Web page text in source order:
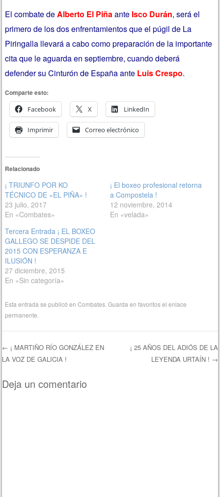
El combate deAlberto El Piñaante Isco Durán, será el
primero de los dos enfrentamientos que el púgil de La
Piringalla llevará a cabo como preparación de la importante
cita que le aguarda en septiembre, cuando deberá
defender su Cinturón de España ante Luis Crespo.
Comparte esto:
Facebook
X LinkedIn
Imprimir Correo electrónico
Relacionado
¡ TRIUNFO POR KO
TÉCNICO DE «EL PIÑA» !
23 julio, 2017
En «Combates»
¡ El boxeo profesional retorna
a Compostela !
12 noviembre, 2014
En «velada»
Tercera Entrada ¡ EL BOXEO
GALLEGO SE DESPIDE DEL
2015 CON ESPERANZA E
ILUSIÓN !
27 diciembre, 2015
En «Sin categoría»
Esta entrada se publicó enCombates . Guarda en favoritos elenlace
permanente
Navegación de entradas
← ¡ MARTIÑO RÍO GONZÁLEZ EN
LA VOZ DE GALICIA !
¡ 25 AÑOS DEL ADIÓS DE LA
LEYENDA URTAÍN ! →
Deja un comentario